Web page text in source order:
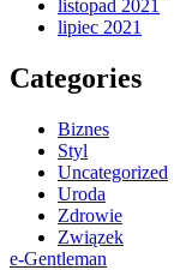
listopad 2021
lipiec 2021
Categories
Biznes
Styl
Uncategorized
Uroda
Zdrowie
Związek
e-Gentleman